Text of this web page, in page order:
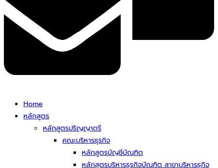
Home
หลักสูตร
หลักสูตรปริญญาตรี
คณะบริหารธุรกิจ
หลักสูตรบัญชีบัณฑิต
หลักสูตรบริหารธุรกิจบัณฑิต สาขาบริหารธุกิจ